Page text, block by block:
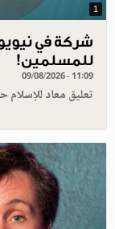
1
شركة في
للمسلمين!
09/08/2026 - 11:09
تعليق معاد